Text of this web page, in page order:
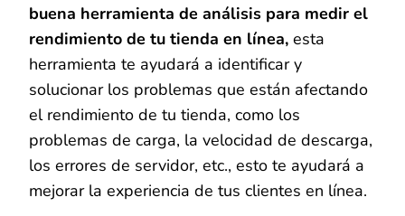
buena herramienta de análisis para medir el
rendimiento de tu tienda en línea, esta
herramienta te ayudará a identificar y
solucionar los problemas que están afectando
el rendimiento de tu tienda, como los
problemas de carga, la velocidad de descarga,
los errores de servidor, etc., esto te ayudará a
mejorar la experiencia de tus clientes en línea.